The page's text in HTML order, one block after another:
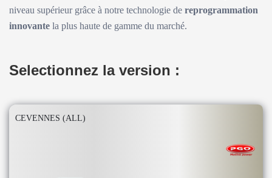
niveau supérieur grâce à notre technologie de reprogrammation
innovante la plus haute de gamme du marché.
Selectionnez la version :
CEVENNES (ALL)